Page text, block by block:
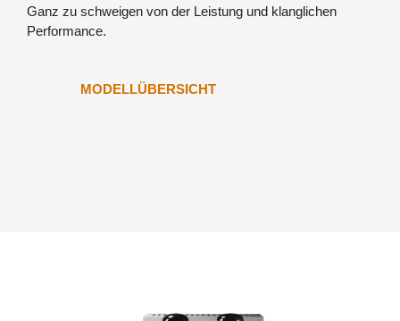
Ganz zu schweigen von der Leistung und klanglichen
Performance.
MODELLÜBERSICHT